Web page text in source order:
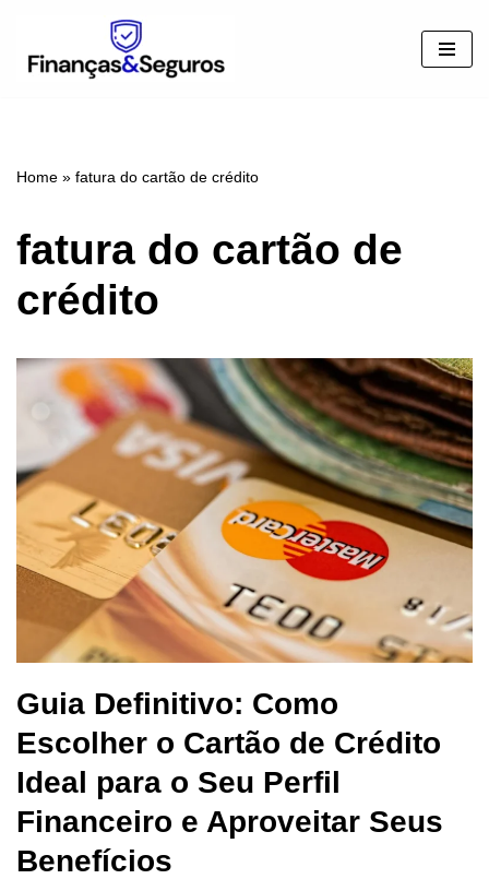
Pular
Home » fatura do cartão de crédito
fatura do cartão de
crédito
Guia Definitivo: Como
Escolher o Cartão de Crédito
Ideal para o Seu Perfil
Financeiro e Aproveitar Seus
Benefícios